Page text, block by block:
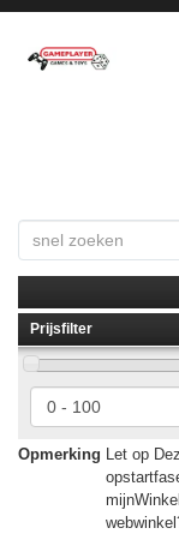
Prijsfilter
Opmerking Let op